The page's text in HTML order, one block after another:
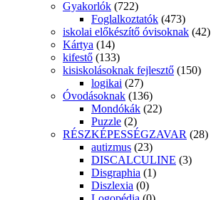
Gyakorlók (722)
Foglalkoztatók (473)
iskolai előkészítő óvisoknak (42)
Kártya (14)
kifestő (133)
kisiskolásoknak fejlesztő (150)
logikai (27)
Óvodásoknak (136)
Mondókák (22)
Puzzle (2)
RÉSZKÉPESSÉGZAVAR (28)
autizmus (23)
DISCALCULINE (3)
Disgraphia (1)
Diszlexia (0)